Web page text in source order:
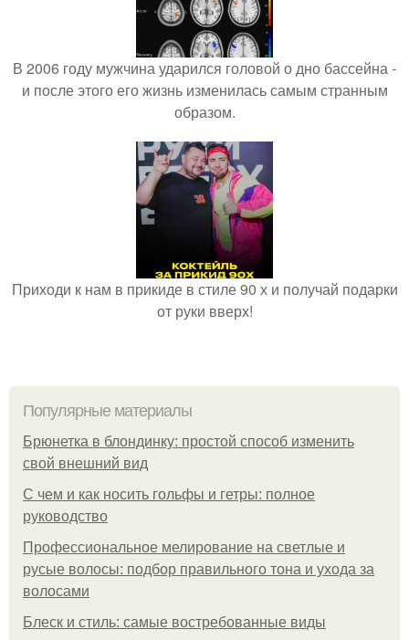
В 2006 году мужчина ударился головой о дно бассейна -
и после этого его жизнь изменилась самым странным
образом.
Приходи к нам в прикиде в стиле 90 х и получай подарки
от руки вверх!
Популярные материалы
Брюнетка в блондинку: простой способ изменить
свой внешний вид
С чем и как носить гольфы и гетры: полное
руководство
Профессиональное мелирование на светлые и
русые волосы: подбор правильного тона и ухода за
волосами
Блеск и стиль: самые востребованные виды